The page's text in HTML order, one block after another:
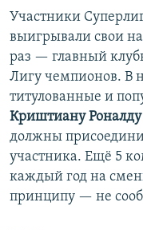
Участники
выигрывали свои
раз — главный
Лигу чемпионов. В
титулованные и
Криштиану Роналду
должны
участника. Ещё 5
каждый год на
принципу — не